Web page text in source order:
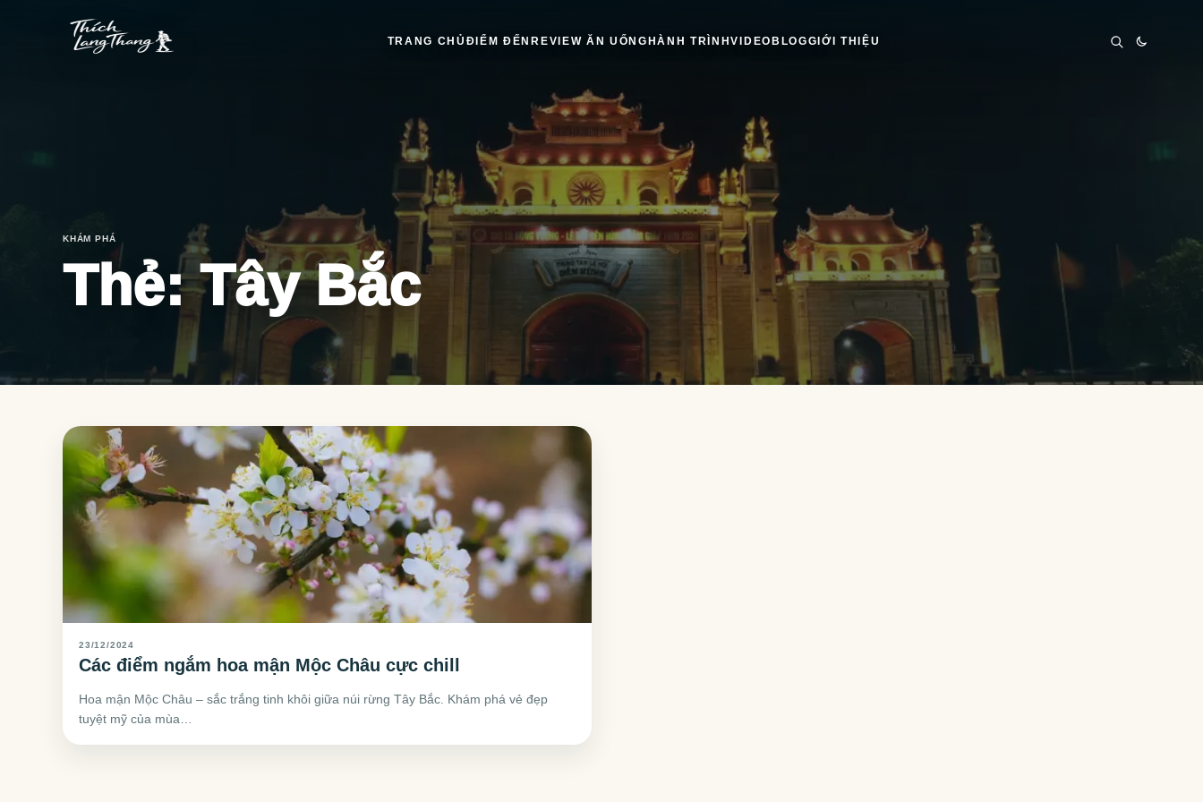
TRANG CHỦ ĐIỂM ĐẾNREVIEW ĂN UỐNGHÀNH TRÌNHVIDEOBLOGGIỚI THIỆU
KHÁM PHÁ
Thẻ:Tây Bắc
23/12/2024
Các điểm ngắm hoa mận Mộc Châu cực chill
Hoa mận Mộc Châu – sắc trắng tinh khôi giữa núi rừng Tây Bắc. Khám phá vẻ đẹp
tuyệt mỹ của mùa…